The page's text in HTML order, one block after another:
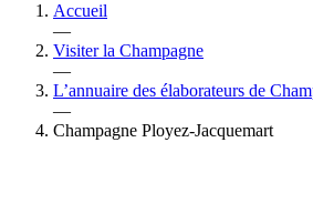
Accueil
—
Visiter la Champagne
—
L’annuaire des élaborateurs de
—
Champagne Ployez-Jacquemart